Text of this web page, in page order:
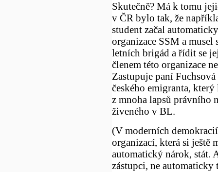
Skutečně? Má k tomu
v ČR bylo tak, že
student začal
organizace SSM a
letních brigád a řídit se
členem této organizace
Zastupuje paní
českého emigranta,
z mnoha lapsů právního
živeného v BL.
(V moderních
organizací, která si ještě
automatický nárok, stát.
zástupci, ne automaticky